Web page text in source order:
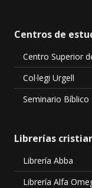
Centros de
Centro Superior
Col·legi Urgell
Seminario Bíblico
Librerías
Librería Abba
Librería Alfa